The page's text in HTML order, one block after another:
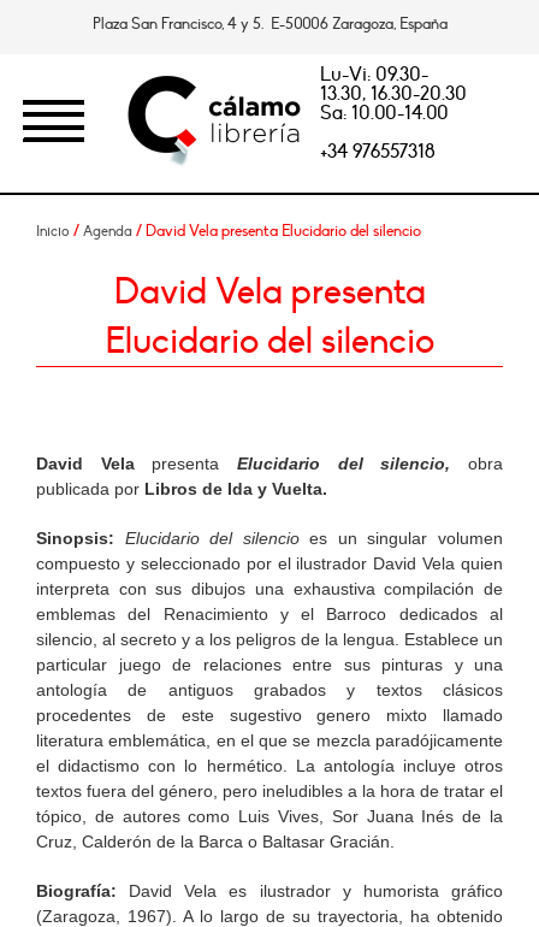
Plaza San Francisco, 4 y 5. E-50006 Zaragoza, España
Lu-Vi: 09.30-
13.30, 16.30-20.30
Sa: 10.00-14.00
+34 976557318
Inicio / Agenda / David Vela presenta Elucidario del silencio
David Vela presenta
Elucidario del silencio
David VelapresentaElucidario del silencio, obra
publicada por Libros de Ida y Vuelta.
Sinopsis: Elucidario del silencioes un singular volumen
compuesto y seleccionado por el ilustrador David Vela quien
interpreta con sus dibujos una exhaustiva compilación de
emblemas del Renacimiento y el Barroco dedicados al
silencio, al secreto y a los peligros de la lengua. Establece un
particular juego de relaciones entre sus pinturas y una
antología de antiguos grabados y textos clásicos
procedentes de este sugestivo genero mixto llamado
literatura emblemática, en el que se mezcla paradójicamente
el didactismo con lo hermético. La antología incluye otros
textos fuera del género, pero ineludibles a la hora de tratar el
tópico, de autores como Luis Vives, Sor Juana Inés de la
Cruz, Calderón de la Barca o Baltasar Gracián.
Biografía: David Vela es ilustrador y humorista gráfico
(Zaragoza, 1967). A lo largo de su trayectoria, ha obtenido